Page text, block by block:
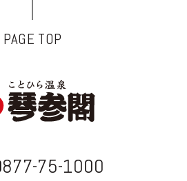
PAGE TOP
75-1000